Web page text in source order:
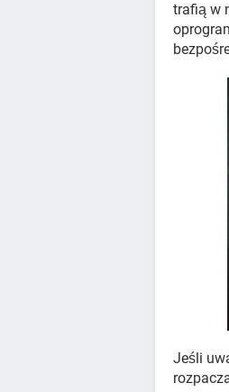
trafią w
Jeśli